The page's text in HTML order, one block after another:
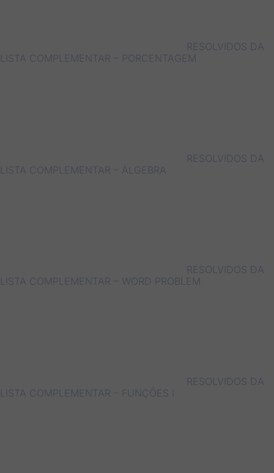
RESOLVIDOS DA
LISTA COMPLEMENTAR – PORCENTAGEM
RESOLVIDOS DA
LISTA COMPLEMENTAR – ÁLGEBRA
RESOLVIDOS DA
LISTA COMPLEMENTAR – WORD PROBLEM
RESOLVIDOS DA
LISTA COMPLEMENTAR – FUNÇÕES I